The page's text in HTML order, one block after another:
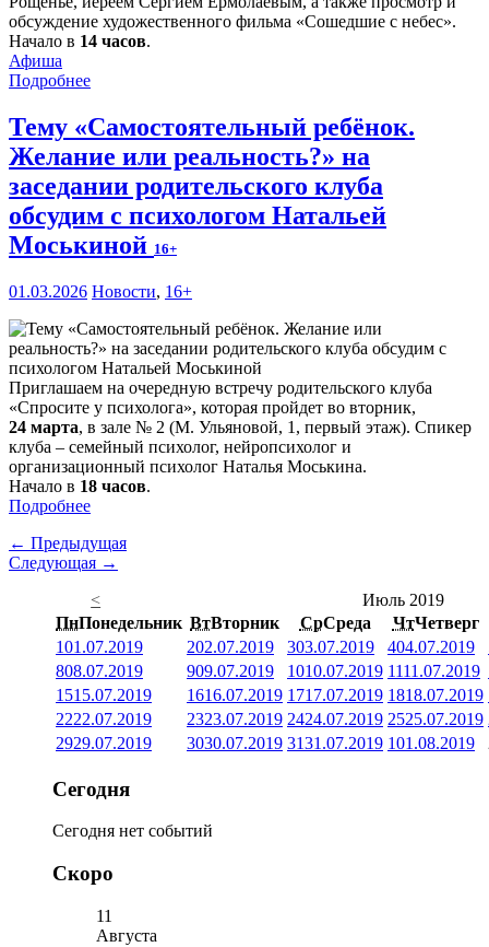
обсуждение художественного фильма «Сошедшие с небес».
Начало в 14 часов.
Афиша
Подробнее
Тему «Самостоятельный ребёнок.
Желание или реальность?» на
заседании родительского клуба
обсудим с психологом Натальей
Моськиной 16+
01.03.2026 Новости, 16+
Приглашаем на очередную встречу родительского клуба
«Спросите у психолога», которая пройдет во вторник,
24 марта, в зале № 2 (М. Ульяновой, 1, первый этаж). Спикер
клуба – семейный психолог, нейропсихолог и
организационный психолог Наталья Моськина.
Начало в 18 часов.
Подробнее
← Предыдущая
Следующая →
<
Июль 2019
ПнПонедельник ВтВторник СрСреда ЧтЧетверг
101.07.2019 202.07.2019 303.07.2019 404.07.2019
808.07.2019 909.07.2019 1010.07.2019 1111.07.2019
1515.07.2019 1616.07.2019 1717.07.2019 1818.07.2019
2222.07.2019 2323.07.2019 2424.07.2019 2525.07.2019
2929.07.2019 3030.07.2019 3131.07.2019 101.08.2019
Сегодня
Сегодня нет событий
Скоро
11
Августа